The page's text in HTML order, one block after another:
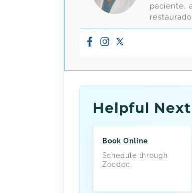
paciente,
Helpful
Book Online
Schedule through
Zocdoc.